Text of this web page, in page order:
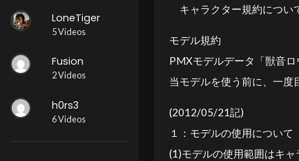
LoneTiger
5 Videos
Fusion
2 Videos
h0rs3
6 Videos
キャラクター規約につい
モデル規約
PMXモデルデータ「獣音ロ
当モデルを使う前に、一度
(2012/05/21記)
１：モデルの使用について
(1)モデルの使用範囲はキャ